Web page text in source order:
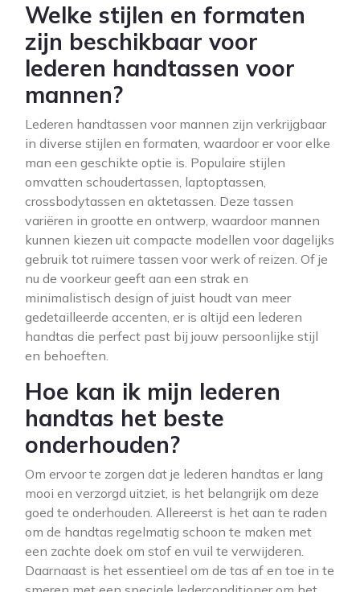
Welke stijlen en formaten
zijn beschikbaar voor
lederen handtassen voor
mannen?
Lederen handtassen voor mannen zijn verkrijgbaar
in diverse stijlen en formaten, waardoor er voor elke
man een geschikte optie is. Populaire stijlen
omvatten schoudertassen, laptoptassen,
crossbodytassen en aktetassen. Deze tassen
variëren in grootte en ontwerp, waardoor mannen
kunnen kiezen uit compacte modellen voor dagelijks
gebruik tot ruimere tassen voor werk of reizen. Of je
nu de voorkeur geeft aan een strak en
minimalistisch design of juist houdt van meer
gedetailleerde accenten, er is altijd een lederen
handtas die perfect past bij jouw persoonlijke stijl
en behoeften.
Hoe kan ik mijn lederen
handtas het beste
onderhouden?
Om ervoor te zorgen dat je lederen handtas er lang
mooi en verzorgd uitziet, is het belangrijk om deze
goed te onderhouden. Allereerst is het aan te raden
om de handtas regelmatig schoon te maken met
een zachte doek om stof en vuil te verwijderen.
Daarnaast is het essentieel om de tas af en toe in te